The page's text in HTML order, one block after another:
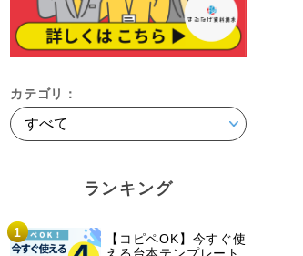
カテゴリ：
ランキング
1
【コピペOK】今すぐ使